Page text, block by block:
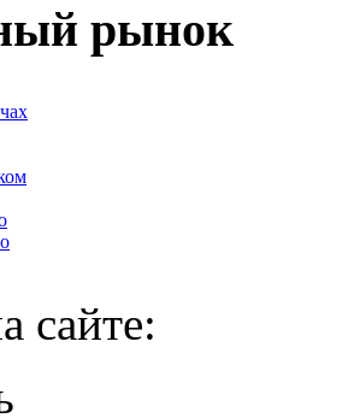
рынок
сайте: